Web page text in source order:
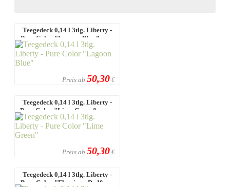
Teegedeck 0,14 l 3tlg. Liberty -
Pure Color "Lagoon Blue&qu ...
Preis ab 50,30 €
Teegedeck 0,14 l 3tlg. Liberty -
Pure Color "Lime Green&quo ...
Preis ab 50,30 €
Teegedeck 0,14 l 3tlg. Liberty -
Pure Color "Flamingo Red&q ...